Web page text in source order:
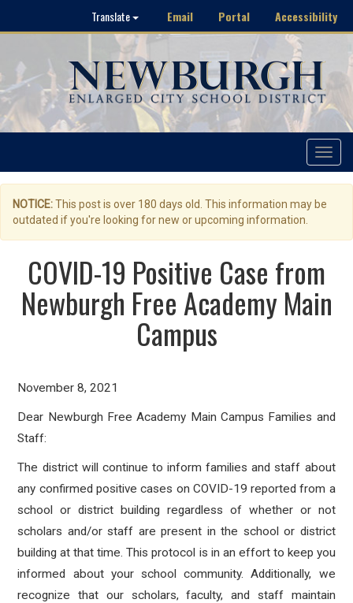
Translate Email Portal Accessibility
Toggle
NOTICE:This post is over 180 days old. This information may be
outdated if you're looking for new or upcoming information.
COVID-19 Positive Case from
Newburgh Free Academy Main
Campus
November 8, 2021
Dear Newburgh Free Academy Main Campus Families and
Staff:
The district will continue to inform families and staff about
any confirmed positive cases on COVID-19 reported from a
school or district building regardless of whether or not
scholars and/or staff are present in the school or district
building at that time. This protocol is in an effort to keep you
informed about your school community. Additionally, we
recognize that our scholars, faculty, and staff maintain